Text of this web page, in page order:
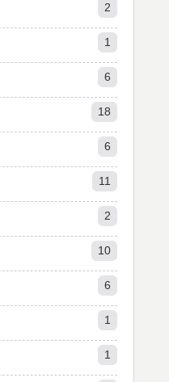
2
1
6
18
6
11
2
10
6
1
1